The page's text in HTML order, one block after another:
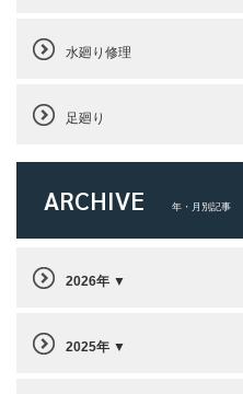
水廻り修理
足廻り
ARCHIVE 年・月別記事
2026年
2025年